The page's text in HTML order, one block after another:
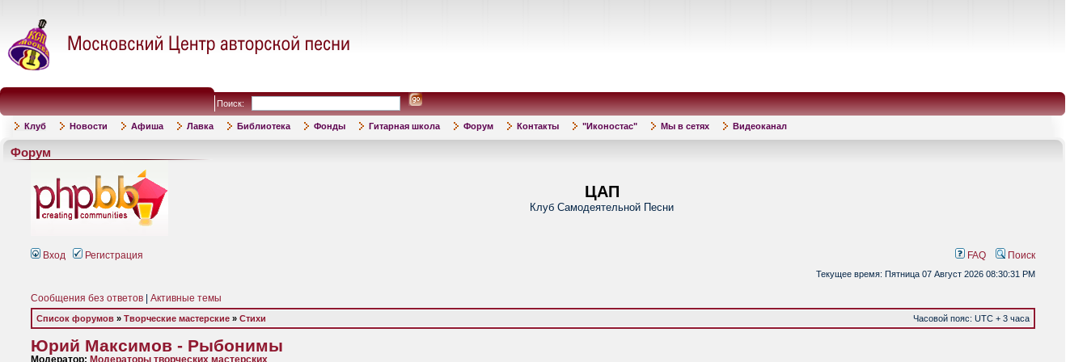
Поиск:
Клуб Новости Афиша Лавка Библиотека Фонды Гитарная школа Форум Контакты "Иконостас" Мы в сетях Видеоканал
Форум
ЦАП
Клуб Самодеятельной Песни
Вход Регистрация FAQ Поиск
Текущее время: Пятница 07 Август 2026 08:30:31 PM
Сообщения без ответов Активные темы
Список форумов » Творческие мастерские » Стихи Часовой пояс: UTC + 3 часа
Юрий Максимов - Рыбонимы
Модератор: Модераторы творческих мастерских